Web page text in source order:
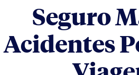
Seguro
Acidentes